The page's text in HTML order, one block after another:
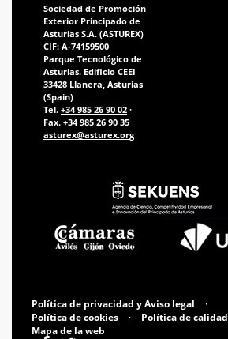
Sociedad de Promoción
Exterior Principado de
Asturias S.A. (ASTUREX)
CIF: A-74159500
Parque Tecnológico de
Asturias. Edificio CEEI
33428 Llanera, Asturias
(Spain)
Tel. +34 985 26 90 02 ·
Fax. +34 985 26 90 35
asturex@asturex.org
Política de privacidad y Aviso legal
·
Política de cookies
· Política de calidad
Mapa de la web